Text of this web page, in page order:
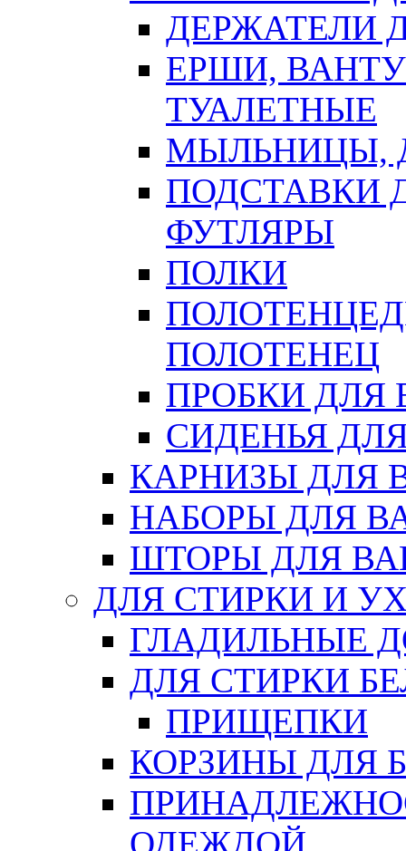
ДЕРЖАТЕЛИ
ЕРШИ,
ТУАЛЕТНЫЕ
МЫЛЬНИЦЫ,
ПОДСТАВКИ
ФУТЛЯРЫ
ПОЛКИ
ПОЛОТЕНЕЦ
ПРОБКИ ДЛЯ
СИДЕНЬЯ
КАРНИЗЫ ДЛЯ
НАБОРЫ ДЛЯ
ШТОРЫ ДЛЯ
ДЛЯ СТИРКИ И
ГЛАДИЛЬНЫЕ
ДЛЯ СТИРКИ
ПРИЩЕПКИ
КОРЗИНЫ ДЛЯ